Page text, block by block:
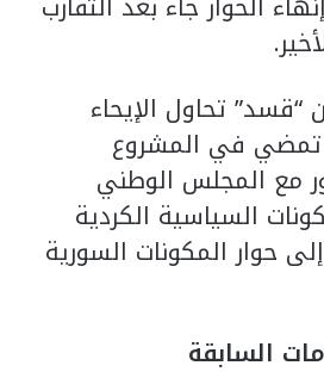
تحاول الإيحاء
تمضي في المشروع
مع المجلس الوطني
السياسية الكردية
حوار المكونات السورية
السابقة